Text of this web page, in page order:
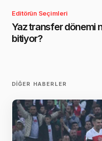
Editörün Seçimleri
Yaz transfer dönemi
bitiyor?
DIĞER HABERLER